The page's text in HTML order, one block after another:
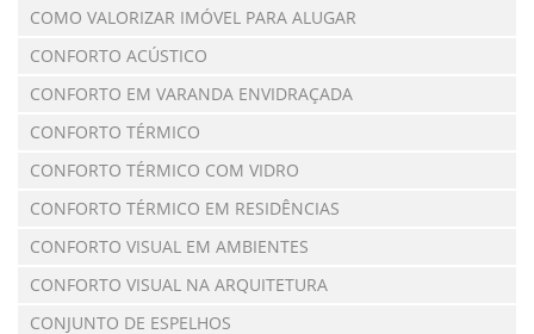
COMO VALORIZAR IMÓVEL PARA ALUGAR
CONFORTO ACÚSTICO
CONFORTO EM VARANDA ENVIDRAÇADA
CONFORTO TÉRMICO
CONFORTO TÉRMICO COM VIDRO
CONFORTO TÉRMICO EM RESIDÊNCIAS
CONFORTO VISUAL EM AMBIENTES
CONFORTO VISUAL NA ARQUITETURA
CONJUNTO DE ESPELHOS